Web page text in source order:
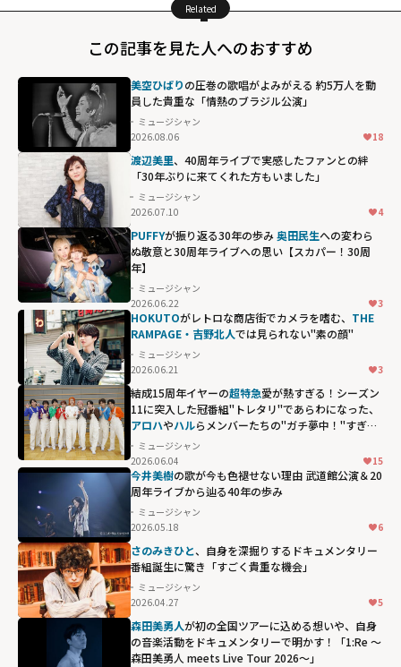
Related
この記事を見た人へのおすすめ
美空ひばりの圧巻の歌唱がよみがえる 約5万人を動
員した貴重な「情熱のブラジル公演」
ミュージシャン
2026.08.06
18
渡辺美里、40周年ライブで実感したファンとの絆
「30年ぶりに来てくれた方もいました」
ミュージシャン
2026.07.10
4
PUFFYが振り返る30年の歩み奥田民生への変わら
ぬ敬意と30周年ライブへの思い【スカパー！30周
年】
ミュージシャン
2026.06.22
3
HOKUTOがレトロな商店街でカメラを嗜む、 THE
RAMPAGE・吉野北人では見られない"素の顔"
ミュージシャン
2026.06.21
3
アロハやハルら
メンバーたち
の"ガチ夢
中！"すぎる偏愛
ぶり"
width="304"
height="203"
loading="lazy"
fetchpriority="h
結成15周年イヤーの超特急愛が熱すぎる！シーズン
11に突入した冠番組"トレタリ"であらわになった、
アロハやハルらメンバーたちの"ガチ夢中！"すぎる
偏愛ぶり
ミュージシャン
2026.06.04
15
今井美樹の歌が今も色褪せない理由 武道館公演＆20
周年ライブから辿る40年の歩み
ミュージシャン
2026.05.18
6
さのみきひと、自身を深掘りするドキュメンタリー
番組誕生に驚き「すごく貴重な機会」
ミュージシャン
2026.04.27
5
森田美勇人が初の全国ツアーに込める想いや、自身
の音楽活動をドキュメンタリーで明かす！「1:Re ～
森田美勇人 meets Live Tour 2026～」